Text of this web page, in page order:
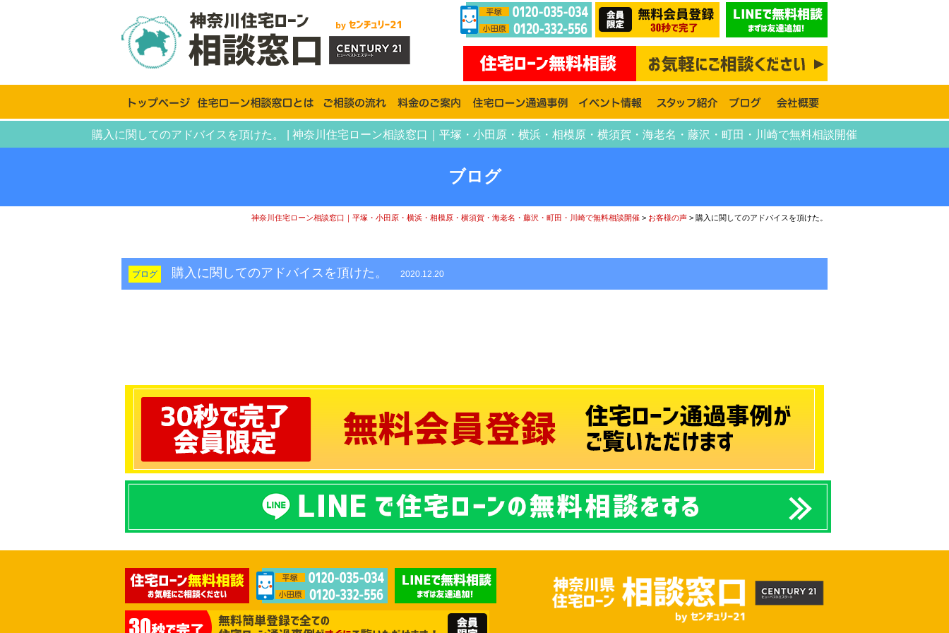
購入に関してのアドバイスを頂けた。 | 神奈川住宅ローン相談窓口｜平塚・小田原・横浜・相模原・横須賀・海老名・藤沢・町田・川崎で無料相談開催
ブログ
神奈川住宅ローン相談窓口｜平塚・小田原・横浜・相模原・横須賀・海老名・藤沢・町田・川崎で無料相談開催 > お客様の声 > 購入に関してのアドバイスを頂けた。
ブログ 購入に関してのアドバイスを頂けた。 2020.12.20